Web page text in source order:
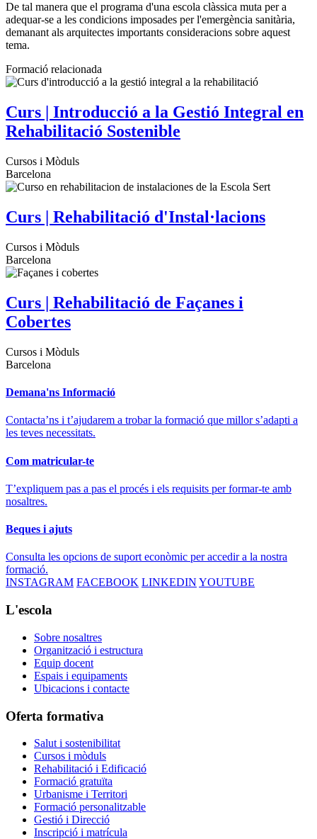
De tal manera que el programa d'una escola clàssica muta per a
adequar-se a les condicions imposades per l'emergència sanitària,
demanant als arquitectes importants consideracions sobre aquest
tema.
Formació relacionada
Curs | Introducció a la Gestió Integral en
Rehabilitació Sostenible
Cursos i Mòduls
Barcelona
Curs | Rehabilitació d'Instal·lacions
Cursos i Mòduls
Barcelona
Curs | Rehabilitació de Façanes i
Cobertes
Cursos i Mòduls
Barcelona
Demana'ns Informació
Contacta’ns i t’ajudarem a trobar la formació que millor s’adapti a
les teves necessitats.
Com matricular-te
T’expliquem pas a pas el procés i els requisits per formar-te amb
nosaltres.
Beques i ajuts
Consulta les opcions de suport econòmic per accedir a la nostra
formació.
INSTAGRAM FACEBOOK LINKEDIN YOUTUBE
L'escola
Sobre nosaltres
Organització i estructura
Equip docent
Espais i equipaments
Ubicacions i contacte
Oferta formativa
Salut i sostenibilitat
Cursos i mòduls
Rehabilitació i Edificació
Formació gratuïta
Urbanisme i Territori
Formació personalitzable
Gestió i Direcció
Inscripció i matrícula